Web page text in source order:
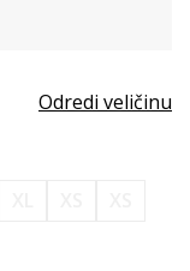
Odredi veličinu